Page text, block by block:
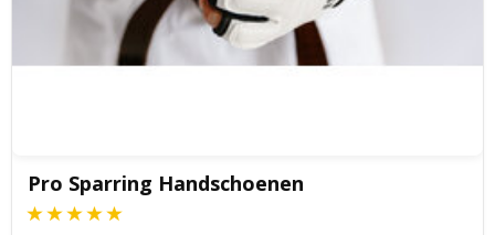
Pro Sparring Handschoenen